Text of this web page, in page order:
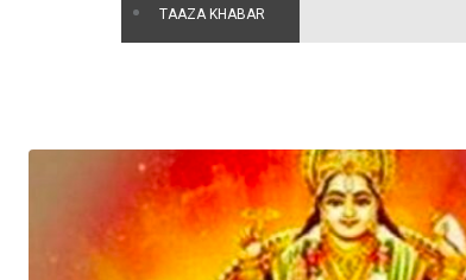
TAAZA KHABAR